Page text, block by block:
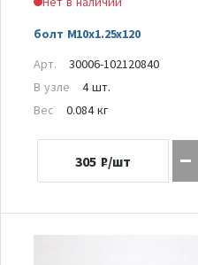
болт M10x1.25x120
Арт.
30006-102120840
В узле
4 шт.
Вес
0.084 кг
305 ₽/шт